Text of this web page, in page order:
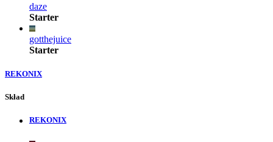
daze
Starter
gotthejuice
Starter
REKONIX
Skład
REKONIX